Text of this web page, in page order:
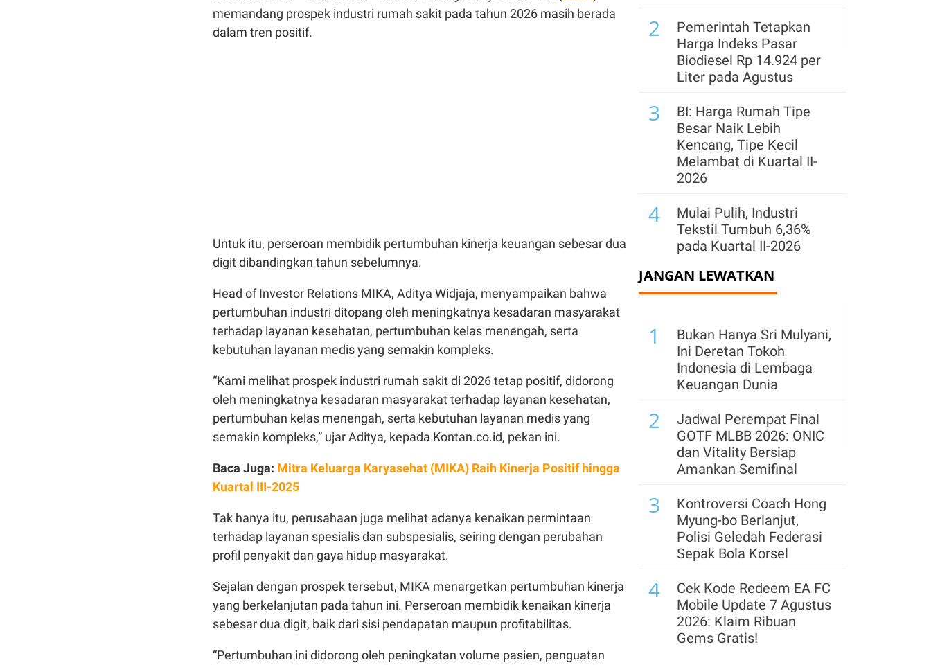
memandang prospek industri rumah sakit pada tahun 2026 masih berada
dalam tren positif.
Untuk itu, perseroan membidik pertumbuhan kinerja keuangan sebesar dua
digit dibandingkan tahun sebelumnya.
Head of Investor Relations MIKA, Aditya Widjaja, menyampaikan bahwa
pertumbuhan industri ditopang oleh meningkatnya kesadaran masyarakat
terhadap layanan kesehatan, pertumbuhan kelas menengah, serta
kebutuhan layanan medis yang semakin kompleks.
“Kami melihat prospek industri rumah sakit di 2026 tetap positif, didorong
oleh meningkatnya kesadaran masyarakat terhadap layanan kesehatan,
pertumbuhan kelas menengah, serta kebutuhan layanan medis yang
semakin kompleks,” ujar Aditya, kepada Kontan.co.id, pekan ini.
Baca Juga: Mitra Keluarga Karyasehat (MIKA) Raih Kinerja Positif hingga
Kuartal III-2025
Tak hanya itu, perusahaan juga melihat adanya kenaikan permintaan
terhadap layanan spesialis dan subspesialis, seiring dengan perubahan
profil penyakit dan gaya hidup masyarakat.
Sejalan dengan prospek tersebut, MIKA menargetkan pertumbuhan kinerja
yang berkelanjutan pada tahun ini. Perseroan membidik kenaikan kinerja
sebesar dua digit, baik dari sisi pendapatan maupun profitabilitas.
“Pertumbuhan ini didorong oleh peningkatan volume pasien, penguatan
2
Pemerintah Tetapkan
Harga Indeks Pasar
Biodiesel Rp 14.924 per
Liter pada Agustus
3
BI: Harga Rumah Tipe
Besar Naik Lebih
Kencang, Tipe Kecil
Melambat di Kuartal II-
2026
4
Mulai Pulih, Industri
Tekstil Tumbuh 6,36%
pada Kuartal II-2026
5
Survei BI: Kenaikan
Harga Bahan Bangunan
Penjualan Properti
Freeport Indonesia
Ajukan Perpanjangan
Izin Usai 2041, Ini
Alasannya
Samudera (SMDR) Buka
Rute Pelayaran Baru
Kawasan Teluk
Pengusaha dan Ekonom
Beberkan Proyeksi
pada Semester II-2026
Suryacipta Swadaya
Incar Target Penjualan
JANGAN LEWATKAN
1
Bukan Hanya Sri Mulyani,
Ini Deretan Tokoh
Indonesia di Lembaga
Keuangan Dunia
2
Jadwal Perempat Final
GOTF MLBB 2026: ONIC
dan Vitality Bersiap
Amankan Semifinal
3
Kontroversi Coach Hong
Myung-bo Berlanjut,
Polisi Geledah Federasi
Sepak Bola Korsel
4
Cek Kode Redeem EA FC
Mobile Update 7 Agustus
2026: Klaim Ribuan
Gems Gratis!